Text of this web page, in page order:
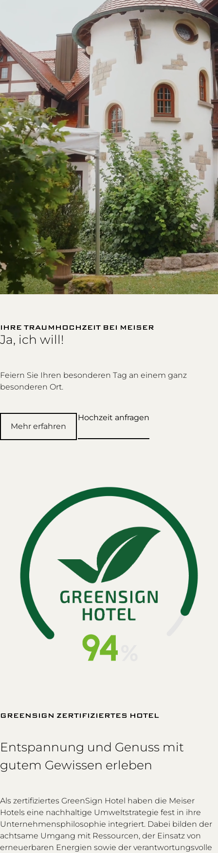
IHRE TRAUMHOCHZEIT BEI MEISER
Ja, ich will!
Feiern Sie Ihren besonderen Tag an einem ganz
besonderen Ort.
Mehr erfahren
Hochzeit anfragen
GREENSIGN ZERTIFIZIERTES HOTEL
Entspannung und Genuss mit
gutem Gewissen erleben
Als zertifiziertes GreenSign Hotel haben die Meiser
Hotels eine nachhaltige Umweltstrategie fest in ihre
Unternehmensphilosophie integriert. Dabei bilden der
achtsame Umgang mit Ressourcen, der Einsatz von
erneuerbaren Energien sowie der verantwortungsvolle